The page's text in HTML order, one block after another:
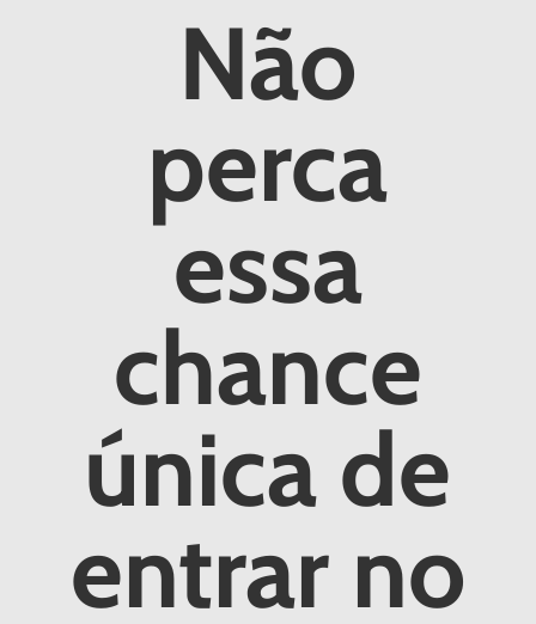
Não
perca
essa
chance
única de
entrar no